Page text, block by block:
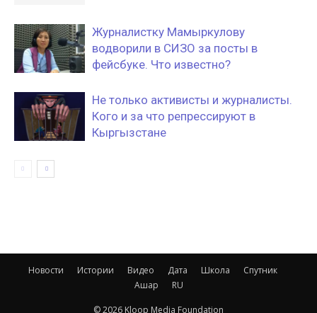
Журналистку Мамыркулову
водворили в СИЗО за посты в
фейсбуке. Что известно?
Не только активисты и журналисты.
Кого и за что репрессируют в
Кыргызстане
Новости Истории Видео Дата Школа
Спутник
Ашар
RU
© 2026 Kloop Media Foundation